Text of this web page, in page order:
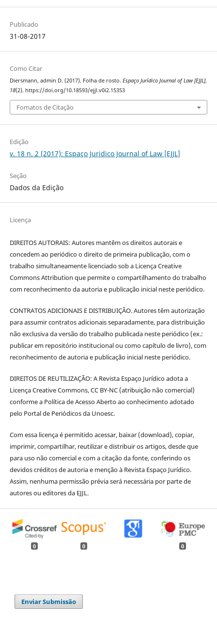
Publicado
31-08-2017
Como Citar
Diersmann, admin D. (2017). Folha de rosto. Espaço Jurídico Journal of Law [EJJL],
18(2). https://doi.org/10.18593/ejjl.v0i2.15353
Fomatos de Citação
Edição
v. 18 n. 2 (2017): Espaço Juridico Journal of Law [EJJL]
Seção
Dados da Edição
Licença
DIREITOS AUTORAIS: Autores mantêm os direitos autorais e
concedem ao periódico o direito de primeira publicação, com o
trabalho simultaneamente licenciado sob a Licença Creative
Commons Attribution que permite o compartilhamento do trabalho
com reconhecimento da autoria e publicação inicial neste periódico.
CONTRATOS ADICIONAIS E DISTRIBUIÇÃO. Autores têm autorização
para assumir contratos adicionais separadamente, para distribuição
não exclusiva da versão do trabalho publicada neste periódico (ex.:
publicar em repositório institucional ou como capítulo de livro), com
reconhecimento de autoria e publicação inicial neste periódico.
DIREITOS DE REUTILIZAÇÃO: A Revista Espaço Jurídico adota a
Licença Creative Commons, CC BY-NC (atribuição não comercial)
conforme a Política de Acesso Aberto ao conhecimento adotado
pelo Portal de Periódicos da Unoesc.
Com essa licença é permitido acessar, baixar (download), copiar,
imprimir, compartilhar, reutilizar e distribuir os artigos, desde que
para uso não comercial e com a citação da fonte, conferindo os
devidos créditos de autoria e menção à Revista Espaço Jurídico.
Assim, nenhuma permissão prévia será necessária por parte de
autores ou editores da EJJL.
0 0 0
Enviar Submissão